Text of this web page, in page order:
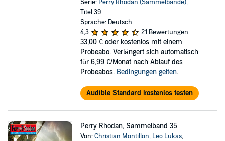
Serie: Perry Rhodan (Sammelbände),
Titel 39
Sprache: Deutsch
4,3
21 Bewertungen
33,00 € oder kostenlos mit einem
Probeabo. Verlängert sich automatisch
für 6,99 €/Monat nach Ablauf des
Probeabos. Bedingungen gelten.
Audible Standard kostenlos testen
Perry Rhodan, Sammelband 35
Von:Christian Montillon, Leo Lukas,